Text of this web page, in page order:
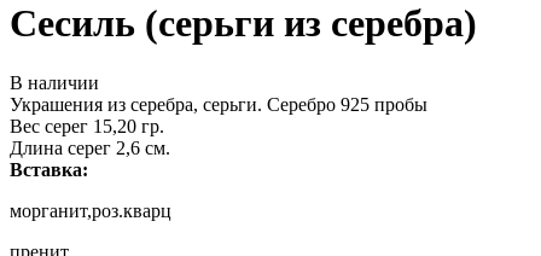
Сесиль (серьги из серебра)
В наличии
Украшения из серебра, серьги. Серебро 925 пробы
Вес серег 15,20 гр.
Длина серег 2,6 см.
Вставка:
морганит,роз.кварц
пренит